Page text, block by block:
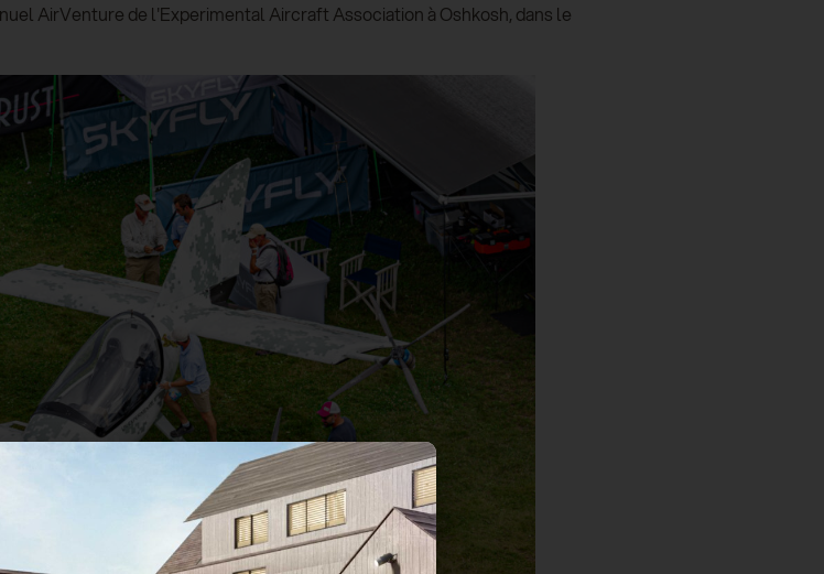
AirVenture de l'Experimental Aircraft Association à Oshkosh, dans le